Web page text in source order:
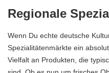
Regionale
Wenn Du echte deutsche
Spezialitätenmärkte ein
Vielfalt an Produkten, die